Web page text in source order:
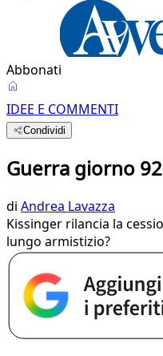
Abbonati
IDEE E COMMENTI
Condividi
Guerra giorno
di Andrea Lavazza
Kissinger rilancia la
lungo armistizio?